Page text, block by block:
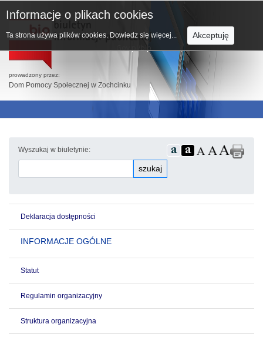
prowadzony przez:
Dom Pomocy Społecznej w Zochcinku
Wyszukaj w biuletynie:
szukaj
Deklaracja dostępności
INFORMACJE OGÓLNE
Statut
Regulamin organizacyjny
Struktura organizacyjna
Informacje o plikach cookies
Ta strona używa plików cookies. Dowiedz się więcej... Akceptuję